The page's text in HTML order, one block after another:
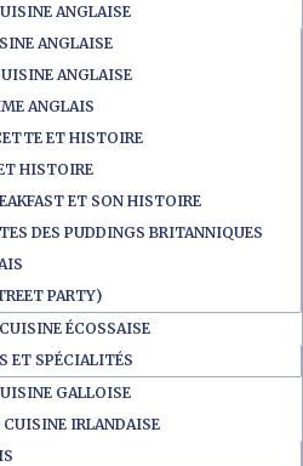
ANGLAISE
ANGLAISE
ANGLAISE
ANGLAIS
ET HISTOIRE
HISTOIRE
ET SON HISTOIRE
DES PUDDINGS BRITANNIQUES
PARTY)
ÉCOSSAISE
ET SPÉCIALITÉS
GALLOISE
IRLANDAISE